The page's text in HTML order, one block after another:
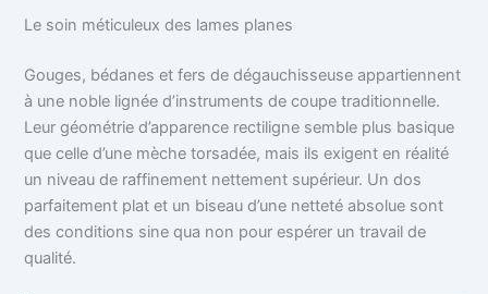
Le soin méticuleux des lames planes
Gouges, bédanes et fers de dégauchisseuse appartiennent
à une noble lignée d’instruments de coupe traditionnelle.
Leur géométrie d’apparence rectiligne semble plus basique
que celle d’une mèche torsadée, mais ils exigent en réalité
un niveau de raffinement nettement supérieur. Un dos
parfaitement plat et un biseau d’une netteté absolue sont
des conditions sine qua non pour espérer un travail de
qualité.